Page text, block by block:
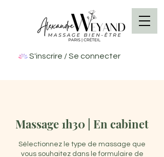
S'inscrire / Se connecter
Massage 1h30 | En cabinet
Sélectionnez le type de massage que
vous souhaitez dans le formulaire de